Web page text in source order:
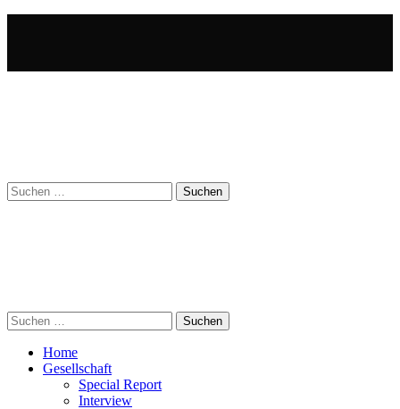
Suchen
nach:
Suchen
nach:
Home
Gesellschaft
Special Report
Interview